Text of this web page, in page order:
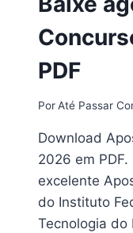
PDF
PorAté Passar
Download
2026 em
excelente
do Instituto
Tecnologia do